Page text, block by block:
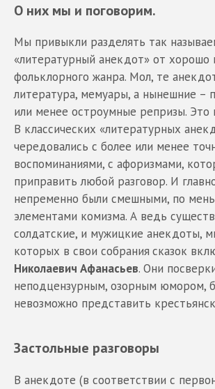
О них мы и поговорим.
Мы привыкли разделять так
«литературный анекдот» от хорошо
фольклорного жанра. Мол, те
литература, мемуары, а нынешние –
или менее остроумные репризы. Это
В классических «литературных
чередовались с более или менее
воспоминаниями, с афоризмами,
приправить любой разговор. И
непременно были смешными, по
элементами комизма. А ведь
солдатские, и мужицкие анекдоты,
которых в свои собрания сказок
Николаевич Афанасьев. Они
неподцензурным, озорным юмором,
невозможно представить
Застольные разговоры
В анекдоте (в соответствии с